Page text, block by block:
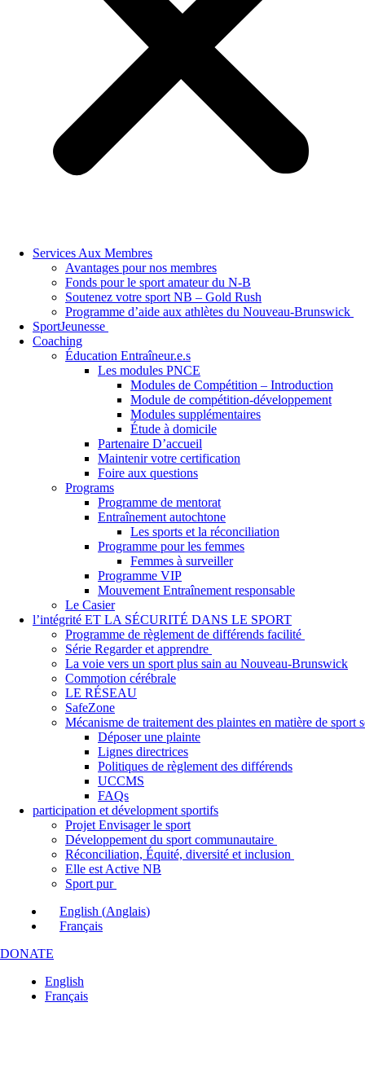
Services Aux Membres
Avantages pour nos membres
Fonds pour le sport amateur du N-B
Soutenez votre sport NB – Gold Rush
Programme d’aide aux athlètes du Nouveau-Brunswick
SportJeunesse
Coaching
Éducation Entraîneur.e.s
Les modules PNCE
Modules de Compétition – Introduction
Module de compétition-développement
Modules supplémentaires
Étude à domicile
Partenaire D’accueil
Maintenir votre certification
Foire aux questions
Programs
Programme de mentorat
Entraînement autochtone
Les sports et la réconciliation
Programme pour les femmes
Femmes à surveiller
Programme VIP
Mouvement Entraînement responsable
Le Casier
l’intégrité ET LA SÉCURITÉ DANS LE SPORT
Programme de règlement de différends facilité
Série Regarder et apprendre
La voie vers un sport plus sain au Nouveau-Brunswick
Commotion cérébrale
LE RÉSEAU
SafeZone
Mécanisme de traitement des plaintes en matière de
Déposer une plainte
Lignes directrices
Politiques de règlement des différends
UCCMS
FAQs
participation et dévelopment sportifs
Projet Envisager le sport
Développement du sport communautaire
Réconciliation, Équité, diversité et inclusion
Elle est Active NB
Sport pur
English (Anglais)
Français
DONATE
English
Français